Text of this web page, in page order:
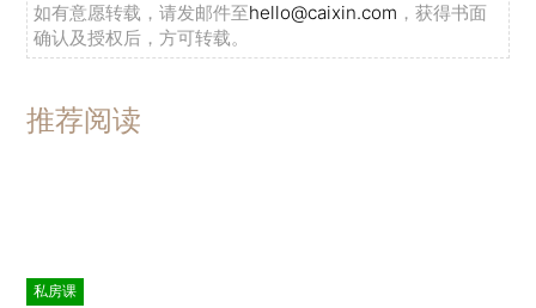
如有意愿转载，请发邮件至hello@caixin.com ，获得书面
确认及授权后，方可转载。
推荐阅读
私房课